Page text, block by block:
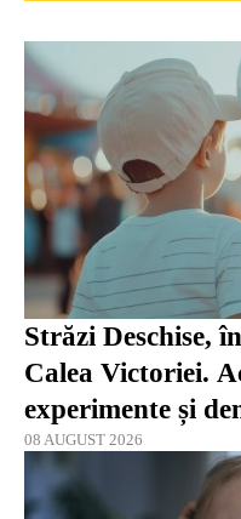
Străzi Deschise,
Calea Victoriei.
experimente și
08 AUGUST 2026